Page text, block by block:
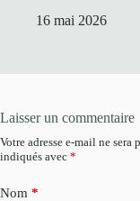
16 mai 2026
Laisser un commentaire
Votre adresse e-mail ne sera
indiqués avec *
Nom *